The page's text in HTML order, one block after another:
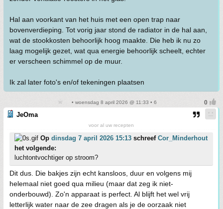
Hal aan voorkant van het huis met een open trap naar
bovenverdieping. Tot vorig jaar stond de radiator in de hal aan,
wat de stookkosten behoorlijk hoog maakte. Die heb ik nu zo
laag mogelijk gezet, wat qua energie behoorlijk scheelt, echter
er verscheen schimmel op de muur.
Ik zal later foto's en/of tekeningen plaatsen
• woensdag 8 april 2026 @ 11:33 • 6
JeOma
voor al uw recepten
Op dinsdag 7 april 2026 15:13 schreef Cor_Minderhout
het volgende:
luchtontvochtiger op stroom?
Dit dus. Die bakjes zijn echt kansloos, duur en volgens mij
helemaal niet goed qua milieu (maar dat zeg ik niet-
onderbouwd). Zo'n apparaat is perfect. Al blijft het wel vrij
letterlijk water naar de zee dragen als je de oorzaak niet